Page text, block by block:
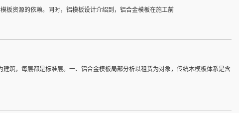
板资源的依赖。同时，铝模板设计介绍到，铝合金模板在施工前
筑，每层都是标准层。一、铝合金模板局部分析以租赁为对象，传统木模板体系是含